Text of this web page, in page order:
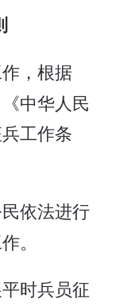
，根据
中华人民
工作条
依法进行
。
时兵员征